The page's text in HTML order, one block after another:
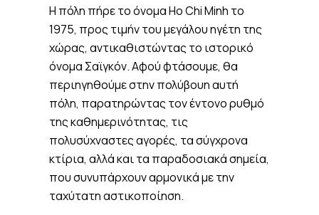
Η πόλη πήρε το όνομα Ho Chi Minh το
1975, προς τιμήν του μεγάλου ηγέτη της
χώρας, αντικαθιστώντας το ιστορικό
όνομα Σαϊγκόν. Αφού φτάσουμε, θα
περιηγηθούμε στην πολύβουη αυτή
πόλη, παρατηρώντας τον έντονο ρυθμό
της καθημερινότητας, τις
πολυσύχναστες αγορές, τα σύγχρονα
κτίρια, αλλά και τα παραδοσιακά σημεία,
που συνυπάρχουν αρμονικά με την
ταχύτατη αστικοποίηση.